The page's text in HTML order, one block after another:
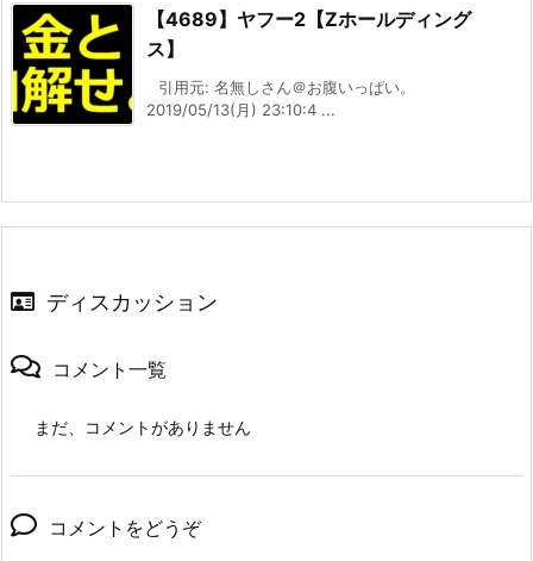
【4689】ヤフー2【Zホールディング
ス】
引用元: 名無しさん＠お腹いっぱい。
2019/05/13(月) 23:10:4 ...
ディスカッション
コメント一覧
まだ、コメントがありません
コメントをどうぞ